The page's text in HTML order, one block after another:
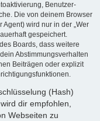
Benutzer-
Die von deinem Browser
wird nur in der „Wer
gespeichert.
Boards, dass weitere
Abstimmungsverhalten
Beiträgen oder explizit
(Hash)
dir empfohlen,
Webseiten zu